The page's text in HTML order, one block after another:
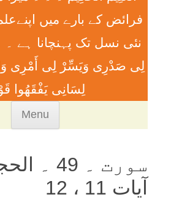
فرائض کے بارے میں
نئی نسل تک پہنچانا ہے
لِی صَدْرِی وَيَسِّرْ لِی أَمْرِی
لِسَانِی يَفْقَھُوا
Menu
سورت ۔
آیات 11 ، 12